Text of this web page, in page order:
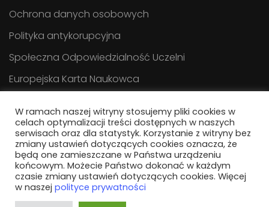
Ochrona danych osobowych
Polityka antykorupcyjna
Społeczna Odpowiedzialność Uczelni
Europejska Karta Naukowca
W ramach naszej witryny stosujemy pliki cookies w
celach optymalizacji treści dostępnych w naszych
serwisach oraz dla statystyk. Korzystanie z witryny bez
zmiany ustawień dotyczących cookies oznacza, że
będą one zamieszczane w Państwa urządzeniu
końcowym. Możecie Państwo dokonać w każdym
czasie zmiany ustawień dotyczących cookies. Więcej
w naszej polityce prywatności